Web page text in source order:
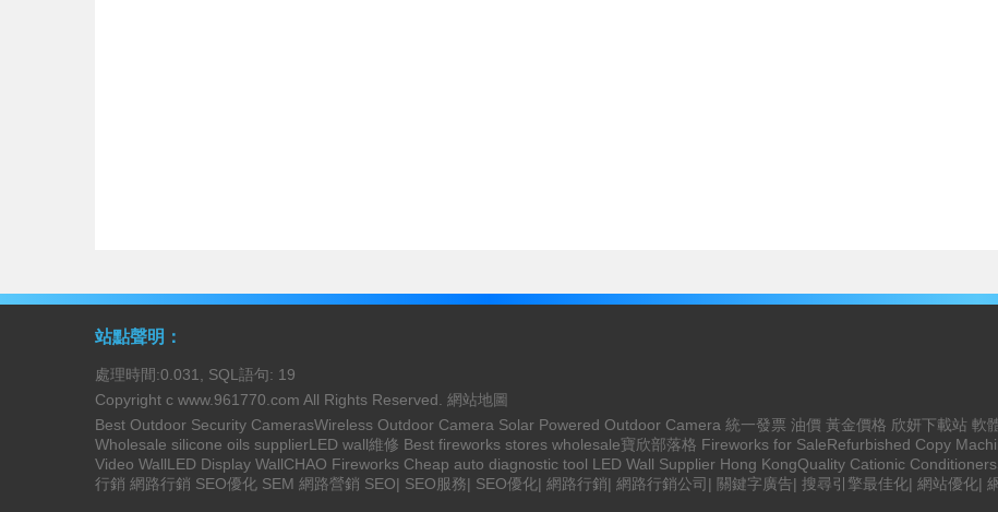
站點聲明：
處理時間:0.031, SQL語句: 19
Copyright c www.961770.com All Rights Reserved. 網站地圖
Best Outdoor Security CamerasWireless Outdoor Camera Solar Powered Outdoor Camera 統一發票 油價 黃金價格 欣妍下載站 軟
Wholesale silicone oils supplierLED wall維修 Best fireworks stores wholesale寶欣部落格 Fireworks for SaleRefurbished Copy
Video WallLED Display WallCHAO Fireworks Cheap auto diagnostic tool LED Wall Supplier Hong KongQuality Cationic Conditioners
行銷 網路行銷 SEO優化 SEM 網路營銷 SEO| SEO服務| SEO優化| 網路行銷| 網路行銷公司 | 關鍵字廣告| 搜尋引擎最佳化| 網站優化|